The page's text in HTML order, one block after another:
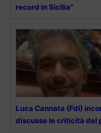
record in Sicilia”
Luca Cannata (FdI)
discusse le criticità del